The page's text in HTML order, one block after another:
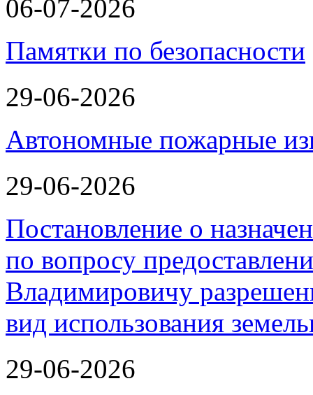
06-07-2026
Памятки по безопасности
29-06-2026
Автономные пожарные
29-06-2026
Постановление о
по вопросу
Владимировичу
вид использования
29-06-2026